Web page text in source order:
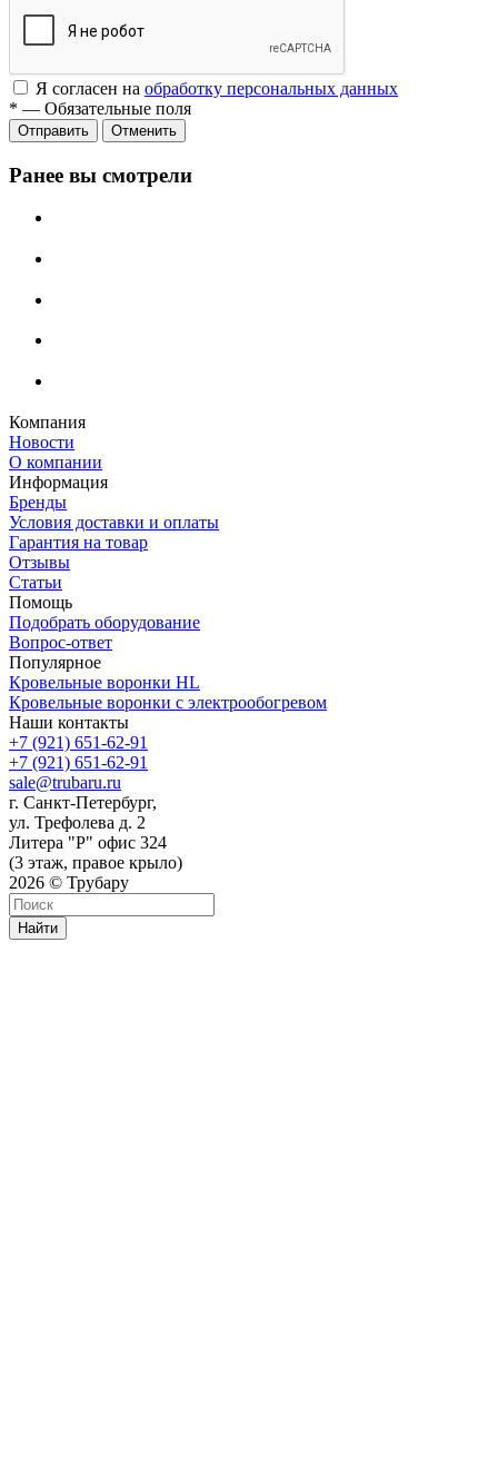
Я согласен на обработку персональных данных
* — Обязательные поля
Отменить
Ранее вы смотрели
Компания
Новости
О компании
Информация
Бренды
Условия доставки и оплаты
Гарантия на товар
Отзывы
Статьи
Помощь
Подобрать оборудование
Вопрос-ответ
Популярное
Кровельные воронки HL
Кровельные воронки с электрообогревом
Наши контакты
+7 (921) 651-62-91
+7 (921) 651-62-91
sale@trubaru.ru
г. Санкт-Петербург,
ул. Трефолева д. 2
Литера "Р" офис 324
(3 этаж, правое крыло)
2026 © Трубару
Найти